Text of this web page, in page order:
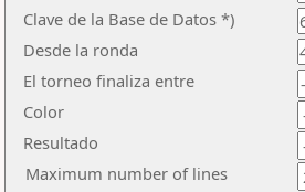
Clave de la Base de Datos *)
Desde la ronda
El torneo finaliza entre
Color
Resultado
Maximum number of lines